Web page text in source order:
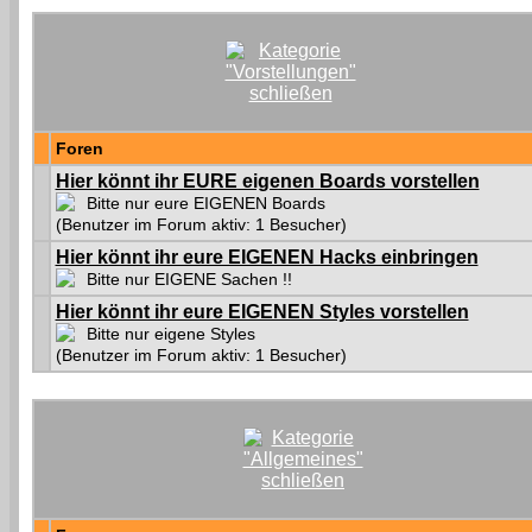
Foren
Hier könnt ihr EURE eigenen Boards vorstellen
Bitte nur eure EIGENEN Boards
(Benutzer im Forum aktiv: 1 Besucher)
Hier könnt ihr eure EIGENEN Hacks einbringen
Bitte nur EIGENE Sachen !!
Hier könnt ihr eure EIGENEN Styles vorstellen
Bitte nur eigene Styles
(Benutzer im Forum aktiv: 1 Besucher)